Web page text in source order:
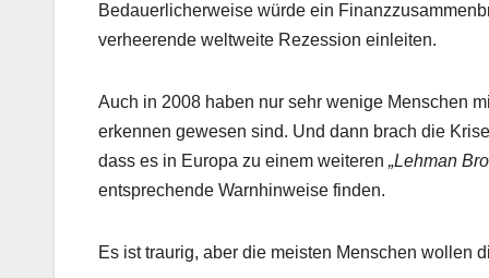
Bedauerlicherweise würde ein
verheerende weltweite Rezession einleiten.
Auch in 2008 haben nur sehr wenige Menschen
erkennen gewesen sind. Und dann brach die
dass es in Europa zu einem weiteren „Lehman
entsprechende Warnhinweise finden.
Es ist traurig, aber die meisten Menschen wollen